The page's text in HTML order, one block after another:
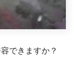
できますか？